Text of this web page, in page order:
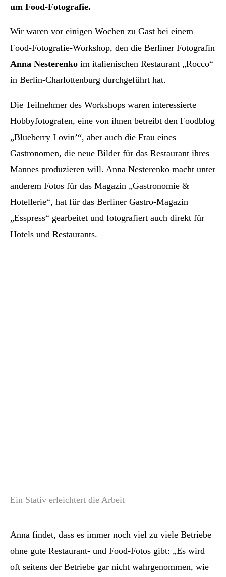
um Food-Fotografie.
Wir waren vor einigen Wochen zu Gast bei einem
Food-Fotografie-Workshop, den die Berliner Fotografin
Anna Nesterenko im italienischen Restaurant „Rocco“
in Berlin-Charlottenburg durchgeführt hat.
Die Teilnehmer des Workshops waren interessierte
Hobbyfotografen, eine von ihnen betreibt den Foodblog
„Blueberry Lovin’“, aber auch die Frau eines
Gastronomen, die neue Bilder für das Restaurant ihres
Mannes produzieren will. Anna Nesterenko macht unter
anderem Fotos für das Magazin „Gastronomie &
Hotellerie“, hat für das Berliner Gastro-Magazin
„Esspress“ gearbeitet und fotografiert auch direkt für
Hotels und Restaurants.
Ein Stativ erleichtert die Arbeit
Anna findet, dass es immer noch viel zu viele Betriebe
ohne gute Restaurant- und Food-Fotos gibt: „Es wird
oft seitens der Betriebe gar nicht wahrgenommen, wie